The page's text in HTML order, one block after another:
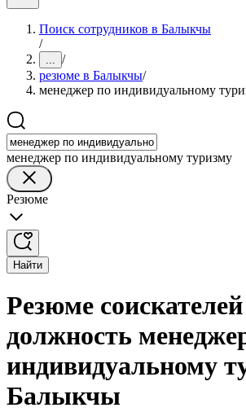
Поиск сотрудников в Балыкчы
/
... /
резюме в Балыкчы/
менеджер по индивидуальному
менеджер по индивидуальному туризму
Резюме
Найти
Резюме
должность
индивидуальному
Балыкчы